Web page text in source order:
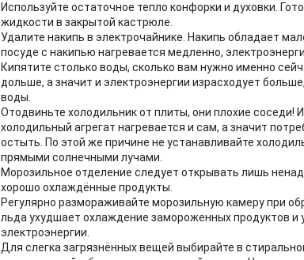
Используйте остаточное тепло конфорки и духовки.
жидкости в закрытой кастрюле.
Удалите накипь в электрочайнике. Накипь обладает
посуде с накипью нагревается медленно,
Кипятите столько воды, сколько вам нужно именно
дольше, а значит и электроэнергии израсходует
воды.
Отодвиньте холодильник от плиты, они плохие соседи!
холодильный агрегат нагревается и сам, а значит
остыть. По этой же причине не устанавливайте
прямыми солнечными лучами.
Морозильное отделение следует открывать лишь
хорошо охлаждённые продукты.
Регулярно размораживайте морозильную камеру при
льда ухудшает охлаждение замороженных продуктов и
электроэнергии.
Для слегка загрязнённых вещей выбирайте в